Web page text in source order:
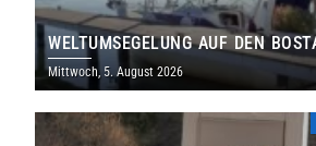
WELTUMSEGELUNG AUF DEN
Mittwoch, 5. August 2026